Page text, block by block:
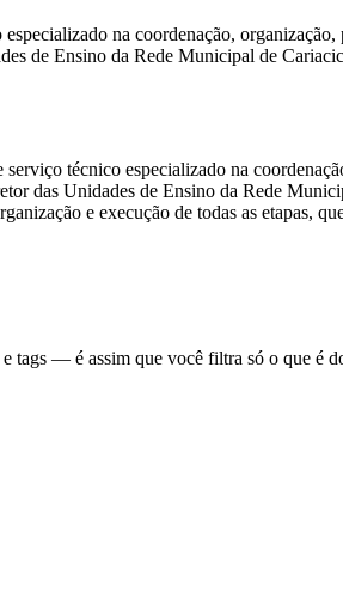
na coordenação,
de Ensino da Rede Municipal de
técnico especializado na
das Unidades de Ensino da Rede
e execução de todas as etapas,
tags — é assim que você filtra só o que é